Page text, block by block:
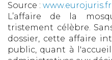
Source : www.eurojuris.fr
L’affaire de la
tristement célèbre.
dossier, cette affaire
public, quant à